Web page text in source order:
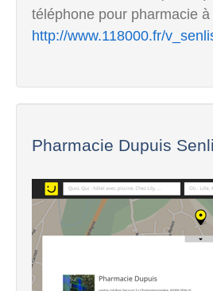
téléphone pour pharmacie
http://www.118000.fr/
Pharmacie Dupuis